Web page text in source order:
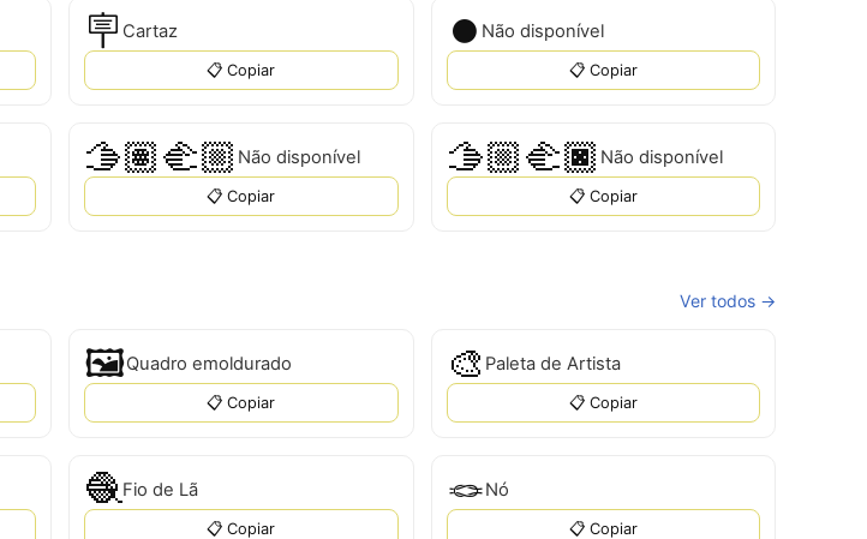
🪧 Cartaz
📋 Copiar
⏺️ Não disponível
📋 Copiar
🫱🏽‍🫲🏼 Não disponível
📋 Copiar
🫱🏼‍🫲🏿 Não disponível
📋 Copiar
Ver todos →
🖼Quadro emoldurado
📋 Copiar
🎨 Paleta de Artista
📋 Copiar
🧶Fio de Lã
📋 Copiar
🪢Nó
📋 Copiar